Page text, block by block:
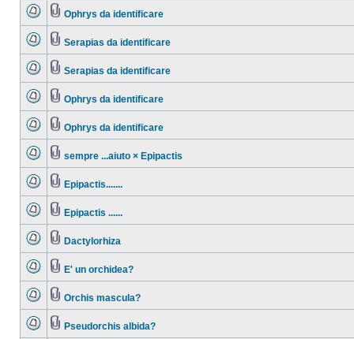
Ophrys da identificare
Serapias da identificare
Serapias da identificare
Ophrys da identificare
Ophrys da identificare
sempre ...aiuto × Epipactis
Epipactis.......
Epipactis ......
Dactylorhiza
E' un orchidea?
Orchis mascula?
Pseudorchis albida?